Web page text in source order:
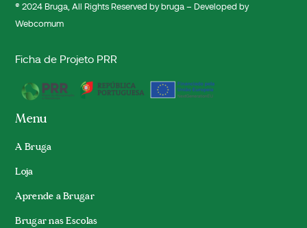
® 2024Bruga , All Rights Reserved by bruga – Developed by
Webcomum
Ficha de Projeto PRR
Menu
A Bruga
Loja
Aprende a Brugar
Brugar nas Escolas